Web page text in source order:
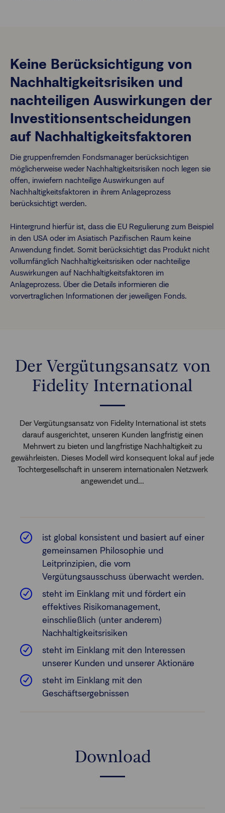
Keine Berücksichtigung von
Nachhaltigkeitsrisiken und
nachteiligen Auswirkungen der
Investitionsentscheidungen
auf Nachhaltigkeitsfaktoren
Die gruppenfremden Fondsmanager berücksichtigen
möglicherweise weder Nachhaltigkeitsrisiken noch legen sie
offen, inwiefern nachteilige Auswirkungen auf
Nachhaltigkeitsfaktoren in ihrem Anlageprozess
berücksichtigt werden.
Hintergrund hierfür ist, dass die EU Regulierung zum Beispiel
in den USA oder im Asiatisch Pazifischen Raum keine
Anwendung findet. Somit berücksichtigt das Produkt nicht
vollumfänglich Nachhaltigkeitsrisiken oder nachteilige
Auswirkungen auf Nachhaltigkeitsfaktoren im
Anlageprozess. Über die Details informieren die
vorvertraglichen Informationen der jeweiligen Fonds.
Der Vergütungsansatz von
Fidelity International
Der Vergütungsansatz von Fidelity International ist stets
darauf ausgerichtet, unseren Kunden langfristig einen
Mehrwert zu bieten und langfristige Nachhaltigkeit zu
gewährleisten. Dieses Modell wird konsequent lokal auf jede
Tochtergesellschaft in unserem internationalen Netzwerk
angewendet und...
ist global konsistent und basiert auf einer
gemeinsamen Philosophie und
Leitprinzipien, die vom
Vergütungsausschuss überwacht werden.
steht im Einklang mit und fördert ein
effektives Risikomanagement,
einschließlich (unter anderem)
Nachhaltigkeitsrisiken
steht im Einklang mit den Interessen
unserer Kunden und unserer Aktionäre
steht im Einklang mit den
Geschäftsergebnissen
Download